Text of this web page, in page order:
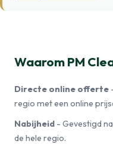
Waarom PM
Directe online offerte
regio met een online
Nabijheid - Gevestigd
de hele regio.